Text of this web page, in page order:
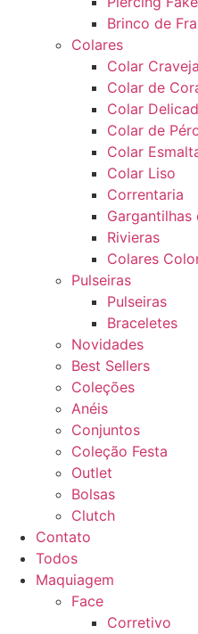
Brinco de
Colares
Colar
Colar de
Colar
Colar de
Colar
Colar Liso
Correntaria
Gargantilhas
Rivieras
Colares
Pulseiras
Pulseiras
Braceletes
Novidades
Best Sellers
Coleções
Anéis
Conjuntos
Coleção Festa
Outlet
Bolsas
Clutch
Contato
Todos
Maquiagem
Face
Corretivo